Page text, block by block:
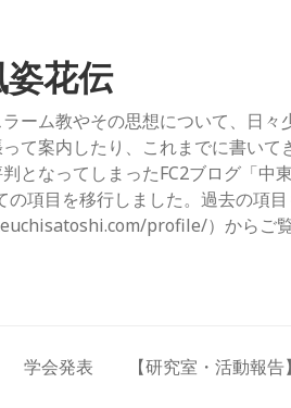
花伝
ーム教やその思想について、日々
て案内したり、これまでに書い
となってしまったFC2ブログ「中
項目を移行しました。過去の項
profile/）からご覧
学会発表 【研究室・活動報告】